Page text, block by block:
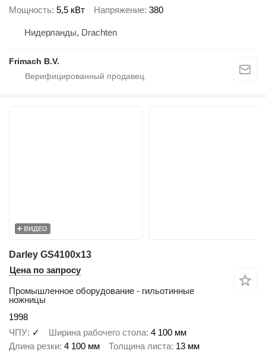
Мощность 5,5 кВт Напряжение 380
Нидерланды, Drachten
Frimach B.V.
ВИДЕО
Darley GS4100x13
Цена по запросу
Промышленное оборудование - гильотинные
ножницы
1998
ЧПУ ✓ Ширина рабочего стола 4 100 мм
Длина резки 4 100 мм Толщина листа 13 мм